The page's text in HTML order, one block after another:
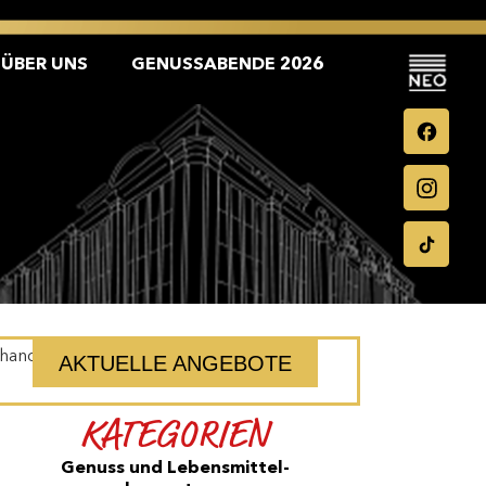
ÜBER UNS GENUSSABENDE 2026
AKTUELLE ANGEBOTE
KATEGORIEN
Genuss und Lebensmittel­